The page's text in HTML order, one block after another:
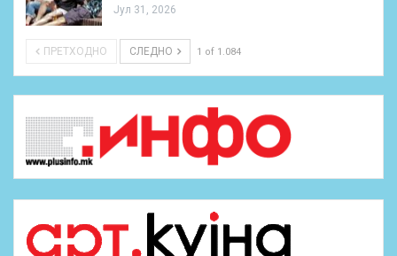
Јул 31, 2026
ПРЕТХОДНО СЛЕДНО 1 of 1.084